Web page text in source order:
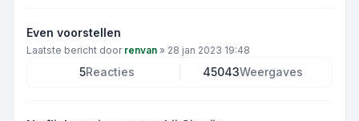
Even voorstellen
Laatste bericht door renvan » 28 jan 2023 19:48
5Reacties 45043Weergaves